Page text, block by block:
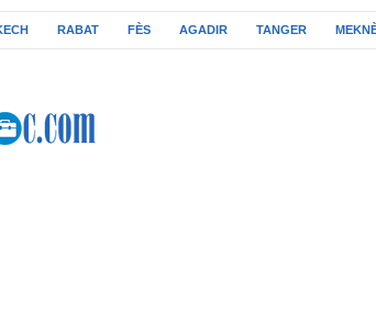
RABAT FÈS AGADIR TANGER